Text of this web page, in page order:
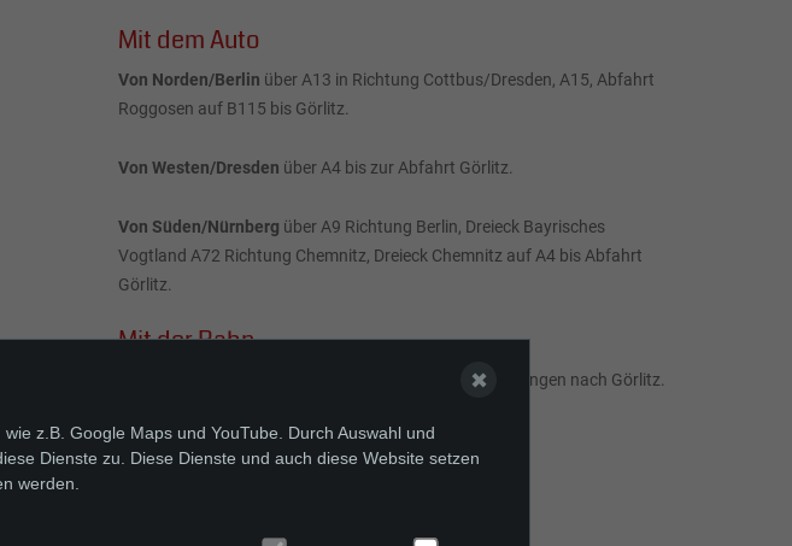
Mit dem Auto
Von Norden/Berlin über A13 in Richtung Cottbus/Dresden, A15, Abfahrt
Roggosen auf B115 bis Görlitz.
Von Westen/Dresden über A4 bis zur Abfahrt Görlitz.
Von Süden/Nürnberg über A9 Richtung Berlin, Dreieck Bayrisches
Vogtland A72 Richtung Chemnitz, Dreieck Chemnitz auf A4 bis Abfahrt
Görlitz.
Mit der Bahn
Von Berlin, Cottbus und Dresden bestehen Zugverbindungen nach Görlitz.
z.B. Google Maps und YouTube. Durch Auswahl und
Dienste zu. Diese Dienste und auch diese Website setzen
werden.
✖